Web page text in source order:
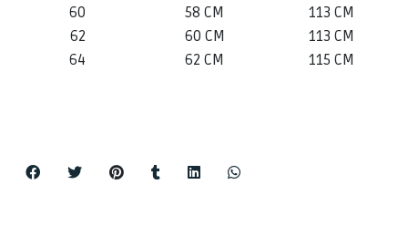
60
58 CM
113 CM
62
60 CM
113 CM
64
62 CM 115 CM